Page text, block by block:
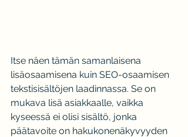
Itse näen tämän samanlaisena
lisäosaamisena kuin SEO-osaamisen
tekstisisältöjen laadinnassa. Se on
mukava lisä asiakkaalle, vaikka
kyseessä ei olisi sisältö, jonka
päätavoite on hakukonenäkyvyyden